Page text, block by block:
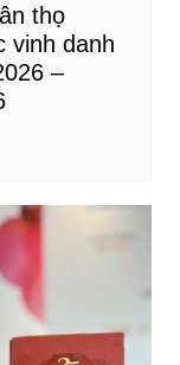
thọ
vinh danh
–